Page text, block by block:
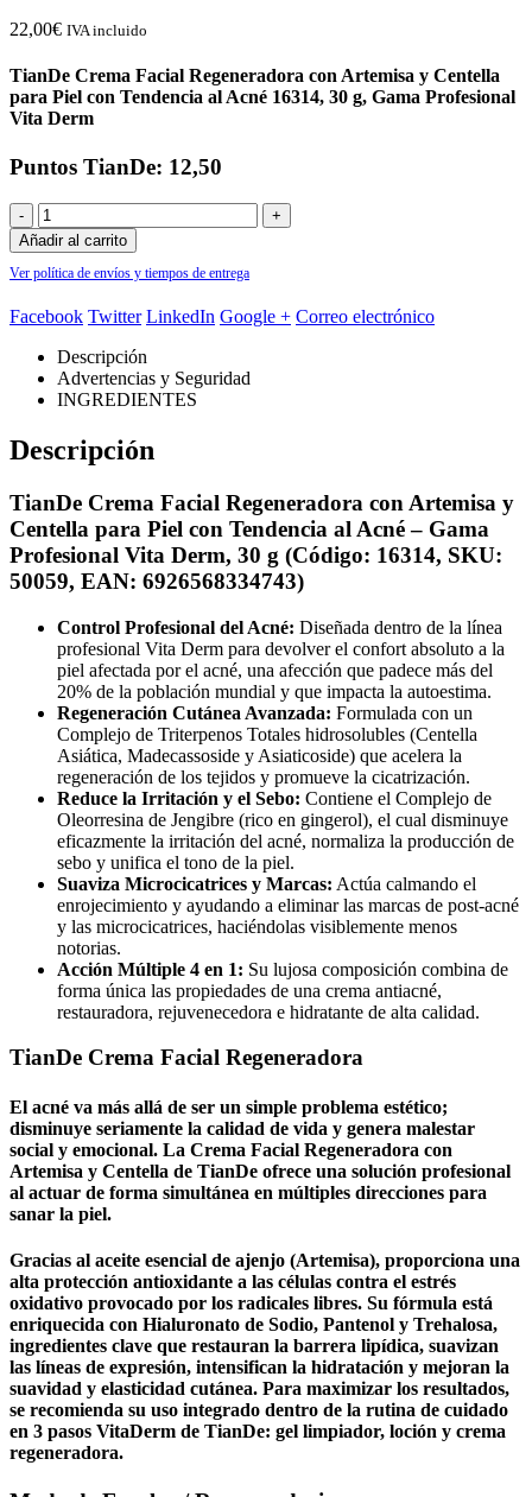
22,00€ IVA incluido
TianDe Crema Facial Regeneradora con Artemisa y Centella
para Piel con Tendencia al Acné 16314, 30 g, Gama Profesional
Vita Derm
Puntos TianDe: 12,50
-
+
Añadir al carrito
Ver política de envíos y tiempos de entrega
Facebook Twitter LinkedIn Google + Correo electrónico
Descripción
Advertencias y Seguridad
INGREDIENTES
Descripción
TianDe Crema Facial Regeneradora con Artemisa y
Centella para Piel con Tendencia al Acné – Gama
Profesional Vita Derm, 30 g (Código: 16314, SKU:
50059, EAN: 6926568334743)
Control Profesional del Acné: Diseñada dentro de la línea
profesional Vita Derm para devolver el confort absoluto a la
piel afectada por el acné, una afección que padece más del
20% de la población mundial y que impacta la autoestima.
Regeneración Cutánea Avanzada: Formulada con un
Complejo de Triterpenos Totales hidrosolubles (Centella
Asiática, Madecassoside y Asiaticoside) que acelera la
regeneración de los tejidos y promueve la cicatrización.
Reduce la Irritación y el Sebo: Contiene el Complejo de
Oleorresina de Jengibre (rico en gingerol), el cual disminuye
eficazmente la irritación del acné, normaliza la producción de
sebo y unifica el tono de la piel.
Suaviza Microcicatrices y Marcas: Actúa calmando el
enrojecimiento y ayudando a eliminar las marcas de post-acné
y las microcicatrices, haciéndolas visiblemente menos
notorias.
Acción Múltiple 4 en 1: Su lujosa composición combina de
forma única las propiedades de una crema antiacné,
restauradora, rejuvenecedora e hidratante de alta calidad.
TianDe Crema Facial Regeneradora
El acné va más allá de ser un simple problema estético;
disminuye seriamente la calidad de vida y genera malestar
social y emocional. La Crema Facial Regeneradora con
Artemisa y Centella de TianDe ofrece una solución profesional
al actuar de forma simultánea en múltiples direcciones para
sanar la piel.
Gracias al aceite esencial de ajenjo (Artemisa), proporciona una
alta protección antioxidante a las células contra el estrés
oxidativo provocado por los radicales libres. Su fórmula está
enriquecida con Hialuronato de Sodio, Pantenol y Trehalosa,
ingredientes clave que restauran la barrera lipídica, suavizan
las líneas de expresión, intensifican la hidratación y mejoran la
suavidad y elasticidad cutánea. Para maximizar los resultados,
se recomienda su uso integrado dentro de la rutina de cuidado
en 3 pasos VitaDerm de TianDe: gel limpiador, loción y crema
regeneradora.